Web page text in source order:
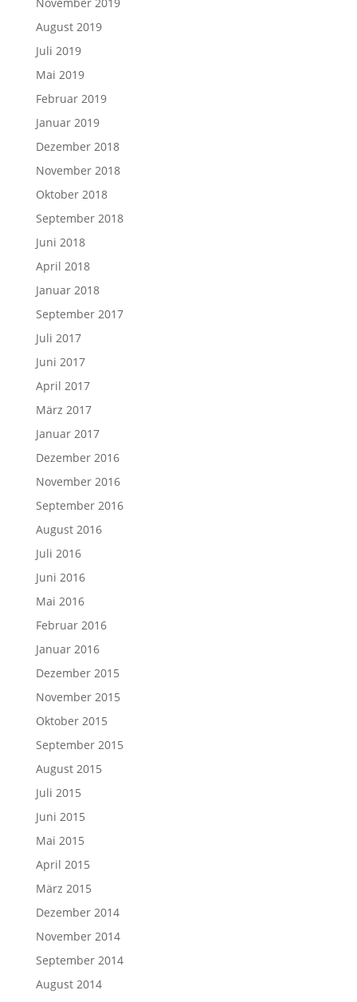
August 2019
Juli 2019
Mai 2019
Februar 2019
Januar 2019
Dezember 2018
November 2018
Oktober 2018
September 2018
Juni 2018
April 2018
Januar 2018
September 2017
Juli 2017
Juni 2017
April 2017
März 2017
Januar 2017
Dezember 2016
November 2016
September 2016
August 2016
Juli 2016
Juni 2016
Mai 2016
Februar 2016
Januar 2016
Dezember 2015
November 2015
Oktober 2015
September 2015
August 2015
Juli 2015
Juni 2015
Mai 2015
April 2015
März 2015
Dezember 2014
November 2014
September 2014
August 2014